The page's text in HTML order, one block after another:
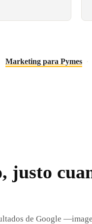
Marketing para Pymes ·
justo
de Google